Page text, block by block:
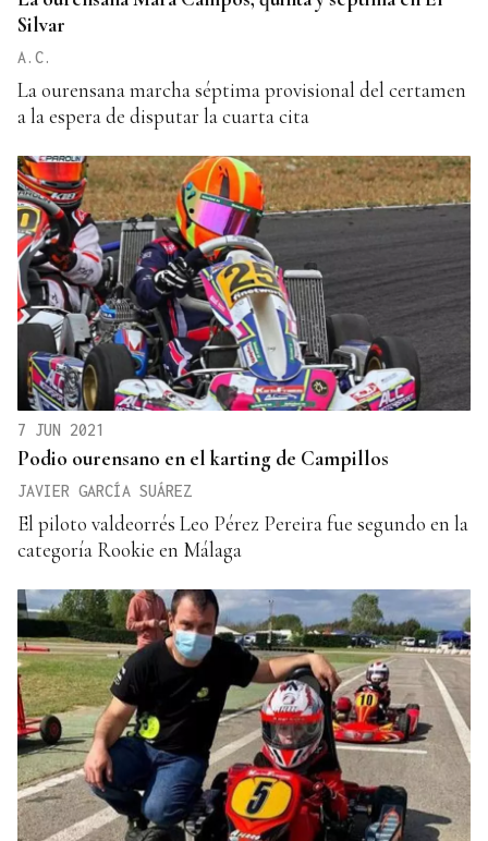
Silvar
A.C.
La ourensana marcha séptima provisional del certamen
a la espera de disputar la cuarta cita
7 JUN 2021
Podio ourensano en el karting de Campillos
JAVIER GARCÍA SUÁREZ
El piloto valdeorrés Leo Pérez Pereira fue segundo en la
categoría Rookie en Málaga